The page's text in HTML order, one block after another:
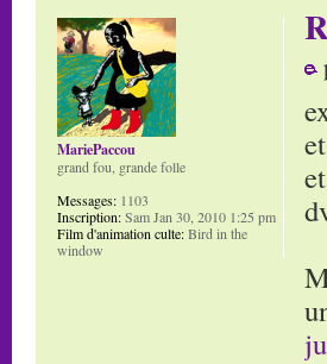
MariePaccou
grand fou, grande folle
Messages: 1103
Inscription:Sam Jan 30, 2010 1:25 pm
Film d'animation culte:Bird in the
window